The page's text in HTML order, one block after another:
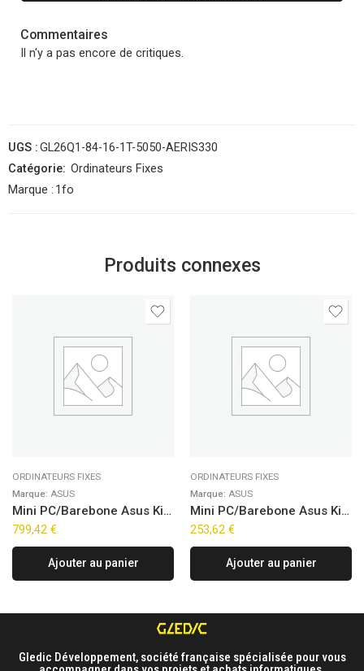
Commentaires
Il n'y a pas encore de critiques.
UGS :GL26Q1-84-16-1T-5050-AERIS330
Catégorie: Ordinateurs Fixes
Marque : 1fo
Produits connexes
ORDINATEURS FIXES
Marque: ASUS
Mini PC/Barebone Asus Kit NUC 14 Pro Slim NUC14RVK – Ultra 7 155H
799,42 €
Ajouter au panier
ORDINATEURS FIXES
Marque: ASUS
Mini PC/Barebone Asus Kit NUC 14 Essential Slim NUC14MNK – N250
253,62 €
Ajouter au panier
Gledic Développement, société française spécialisée pour vous